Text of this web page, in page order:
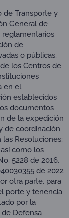
de Transporte y
General de
reglamentarios
de
o públicas.
los Centros de
en el
establecidos
documentos
de la expedición
de coordinación
Resoluciones:
como los
5228 de 2016,
de 2022
otra parte, para
porte y tenencia
por la
de Defensa